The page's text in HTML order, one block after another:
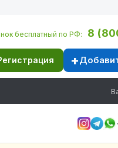
бесплатный по РФ: 8